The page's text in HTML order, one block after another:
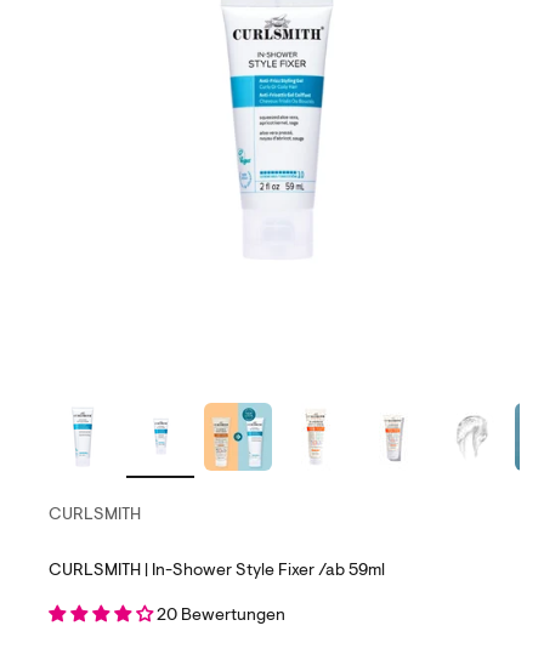
CURLSMITH
CURLSMITH | In-Shower Style Fixer /ab 59ml
20 Bewertungen